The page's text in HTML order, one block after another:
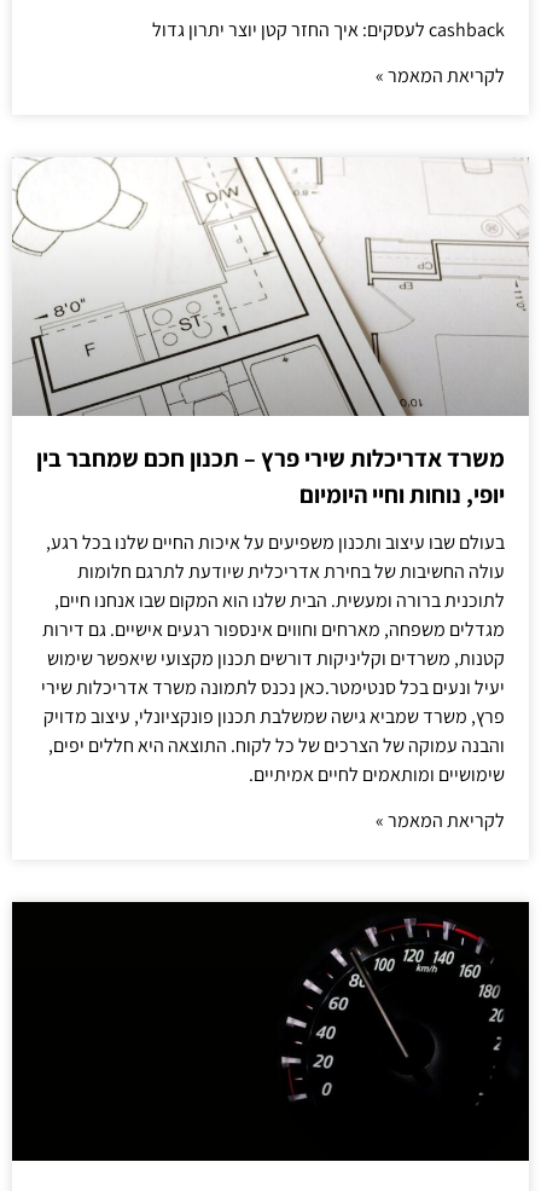
cashback לעסקים: איך החזר קטן יוצר יתרון גדול
לקריאת המאמר »
משרד אדריכלות שירי פרץ – תכנון חכם שמחבר בין
יופי, נוחות וחיי היומיום
בעולם שבו עיצוב ותכנון משפיעים על איכות החיים שלנו בכל רגע,
עולה החשיבות של בחירת אדריכלית שיודעת לתרגם חלומות
לתוכנית ברורה ומעשית. הבית שלנו הוא המקום שבו אנחנו חיים,
מגדלים משפחה, מארחים וחווים אינספור רגעים אישיים. גם דירות
קטנות, משרדים וקליניקות דורשים תכנון מקצועי שיאפשר שימוש
יעיל ונעים בכל סנטימטר.כאן נכנס לתמונה משרד אדריכלות שירי
פרץ, משרד שמביא גישה שמשלבת תכנון פונקציונלי, עיצוב מדויק
והבנה עמוקה של הצרכים של כל לקוח. התוצאה היא חללים יפים,
שימושיים ומותאמים לחיים אמיתיים.
לקריאת המאמר »